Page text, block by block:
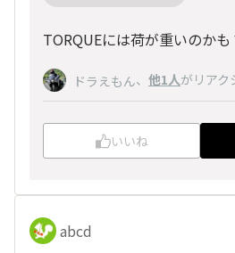
TORQUEには荷が重いのかも
ドラえもん、 他1人がリアク
いいね
abcd